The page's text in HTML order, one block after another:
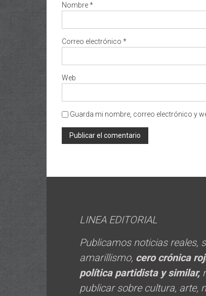
Nombre*
Correo electrónico *
Web
Guarda mi nombre, correo electrónico y
LINEA EDITORIAL
Publicamos noticias reales,
amarillismo, cero crónica
política partidista y similar,
publicar sobre cultura, arte,